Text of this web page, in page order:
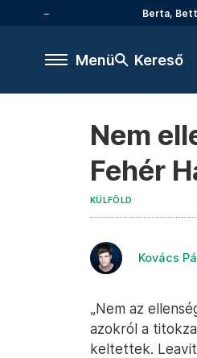
Berta,
Menü Kereső
Nem
Fehér
KÜLFÖLD
Kovács
„Nem az
azokról a
keltettek.